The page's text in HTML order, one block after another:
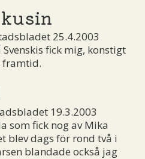
25.4.2003
fick mig, konstigt
framtid.
19.3.2003
som fick nog av Mika
blev dags för rond två i
blandade också jag